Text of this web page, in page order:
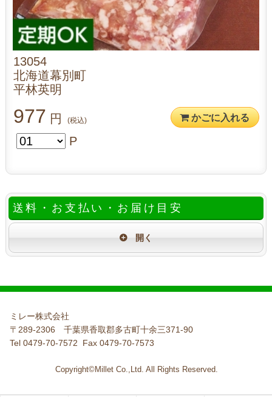
13054
北海道幕別町
平林英明
977 円 (税込) かごに入れる
P
送料・お支払い・お届け目安
ミレー株式会社
〒289-2306 千葉県香取郡多古町十余三371-90
Tel 0479-70-7572 Fax 0479-70-7573
Copyright©Millet Co.,Ltd. All Rights Reserved.